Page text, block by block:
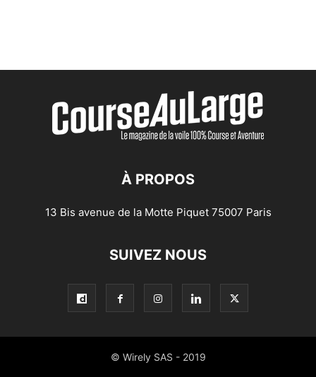
À PROPOS
13 Bis avenue de la Motte Piquet 75007 Paris
SUIVEZ NOUS
© Wirely SAS - 2019